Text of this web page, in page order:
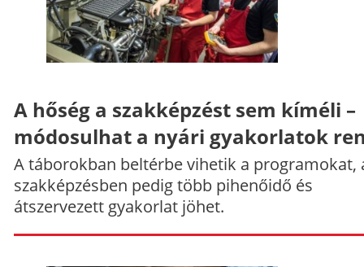
A hőség a szakképzést sem kíméli –
módosulhat a nyári gyakorlatok
A táborokban beltérbe vihetik a programokat,
szakképzésben pedig több pihenőidő és
átszervezett gyakorlat jöhet.